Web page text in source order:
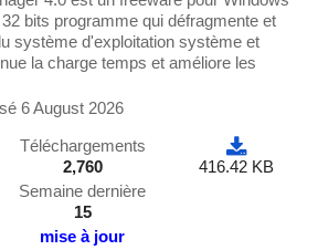
bits programme qui défragmente et
système d'exploitation système et
la charge temps et améliore les
6 August 2026
Téléchargements
2,760
Semaine dernière
15
mise à jour
416.42 KB